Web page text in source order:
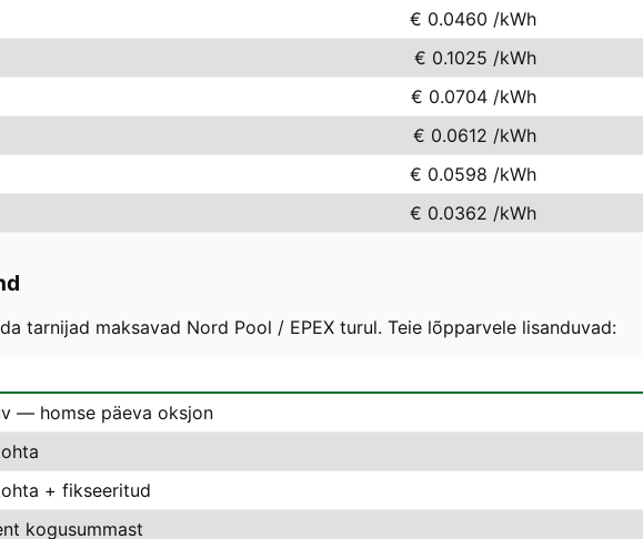
€ 0.0460 /kWh
€ 0.1025 /kWh
€ 0.0704 /kWh
€ 0.0612 /kWh
€ 0.0598 /kWh
€ 0.0362 /kWh
tarnijad maksavad Nord Pool / EPEX turul. Teie lõpparvele lisanduvad:
— homse päeva oksjon
+ fikseeritud
kogusummast